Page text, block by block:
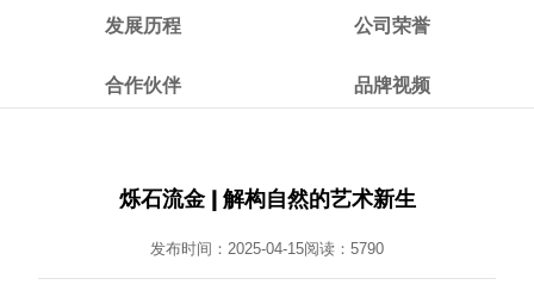
发展历程 公司荣誉
合作伙伴 品牌视频
烁石流金 | 解构自然的艺术新生
发布时间：2025-04-15阅读： 5790